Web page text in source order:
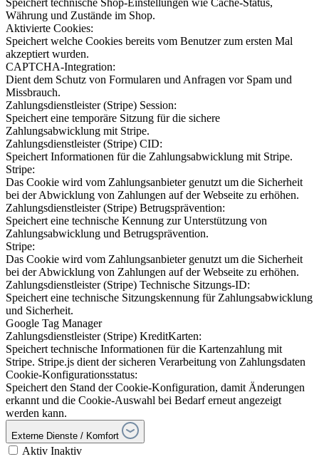
Währung und Zustände im Shop.
Aktivierte Cookies:
Speichert welche Cookies bereits vom Benutzer zum ersten Mal
akzeptiert wurden.
CAPTCHA-Integration:
Dient dem Schutz von Formularen und Anfragen vor Spam und
Missbrauch.
Zahlungsdienstleister (Stripe) Session:
Speichert eine temporäre Sitzung für die sichere
Zahlungsabwicklung mit Stripe.
Zahlungsdienstleister (Stripe) CID:
Speichert Informationen für die Zahlungsabwicklung mit Stripe.
Stripe:
Das Cookie wird vom Zahlungsanbieter genutzt um die Sicherheit
bei der Abwicklung von Zahlungen auf der Webseite zu erhöhen.
Zahlungsdienstleister (Stripe) Betrugsprävention:
Speichert eine technische Kennung zur Unterstützung von
Zahlungsabwicklung und Betrugsprävention.
Stripe:
Das Cookie wird vom Zahlungsanbieter genutzt um die Sicherheit
bei der Abwicklung von Zahlungen auf der Webseite zu erhöhen.
Zahlungsdienstleister (Stripe) Technische Sitzungs-ID:
Speichert eine technische Sitzungskennung für Zahlungsabwicklung
und Sicherheit.
Google Tag Manager
Zahlungsdienstleister (Stripe) KreditKarten:
Speichert technische Informationen für die Kartenzahlung mit
Stripe. Stripe.js dient der sicheren Verarbeitung von Zahlungsdaten
Cookie-Konfigurationsstatus:
Speichert den Stand der Cookie-Konfiguration, damit Änderungen
erkannt und die Cookie-Auswahl bei Bedarf erneut angezeigt
werden kann.
Externe Dienste / Komfort
Aktiv Inaktiv